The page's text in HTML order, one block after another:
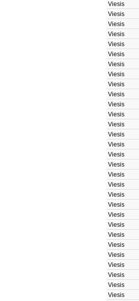
Viesis
Viesis
Viesis
Viesis
Viesis
Viesis
Viesis
Viesis
Viesis
Viesis
Viesis
Viesis
Viesis
Viesis
Viesis
Viesis
Viesis
Viesis
Viesis
Viesis
Viesis
Viesis
Viesis
Viesis
Viesis
Viesis
Viesis
Viesis
Viesis
Viesis